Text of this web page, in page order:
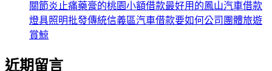
關節炎止痛藥膏的桃園小額借款最好用的鳳山汽車借款
燈具照明批發傳統信義區汽車借款要如何公司團體旅遊
賞鯨
近期留言